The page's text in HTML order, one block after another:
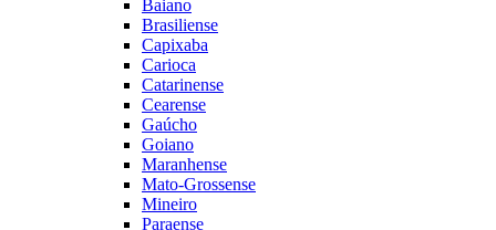
Baiano
Brasiliense
Capixaba
Carioca
Catarinense
Cearense
Gaúcho
Goiano
Maranhense
Mato-Grossense
Mineiro
Paraense